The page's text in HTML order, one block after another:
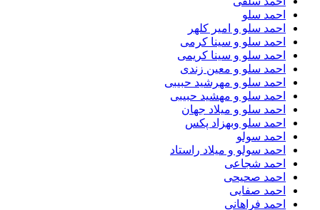
احمد سلو
احمد سلو و امیر کلهر
احمد سلو و سینا کرمی
احمد سلو و سینا کریمی
احمد سلو و معین زندی
احمد سلو و مهرشید حبیبی
احمد سلو و مهشید حبیبی
احمد سلو و میلاد جهان
احمد سلو وبهزاد پکس
احمد سولو
احمد سولو و میلاد راستاد
احمد شجاعی
احمد صحیحی
احمد صفایی
احمد فراهانی